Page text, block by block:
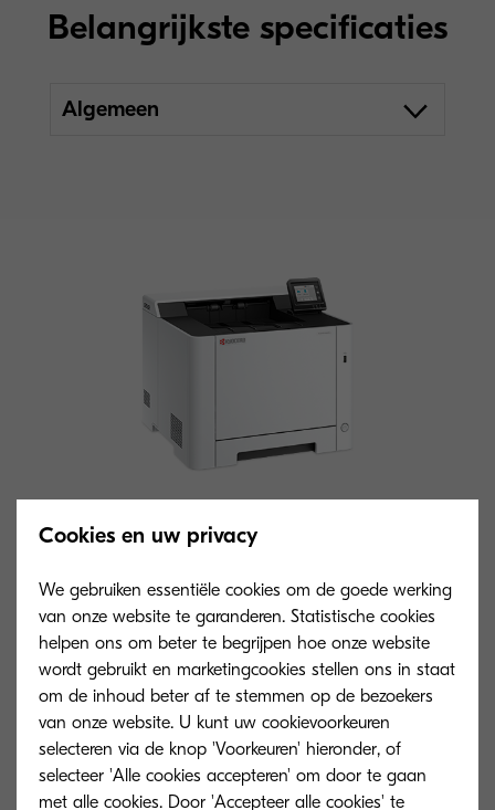
Belangrijkste specificaties
Algemeen
Algemeen type
A4 kleurenprinter
Motorsnelheid
Tot 26 pagina’s A4 per minuut in kleur en
zwart-wit
Cookies en uw privacy
We gebruiken essentiële cookies om de goede werking
van onze website te garanderen. Statistische cookies
helpen ons om beter te begrijpen hoe onze website
wordt gebruikt en marketingcookies stellen ons in staat
om de inhoud beter af te stemmen op de bezoekers
van onze website. U kunt uw cookievoorkeuren
selecteren via de knop 'Voorkeuren' hieronder, of
selecteer 'Alle cookies accepteren' om door te gaan
met alle cookies. Door 'Accepteer alle cookies' te